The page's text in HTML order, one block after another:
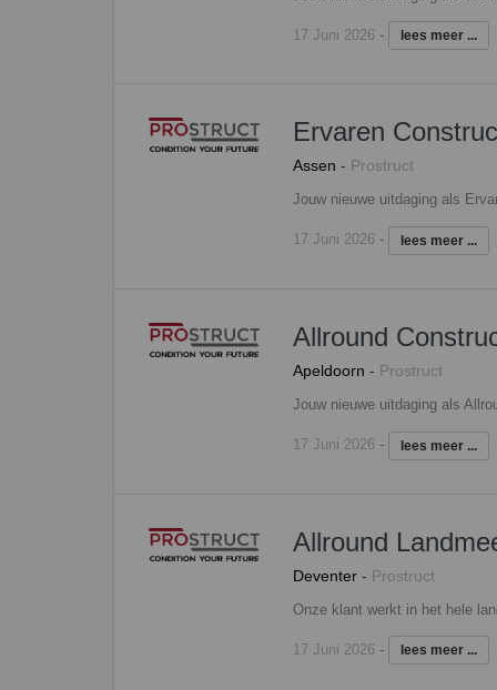
17 Juni 2026- lees meer ...
Ervaren
Assen - Prostruct
17 Juni 2026- lees meer ...
Allround
Apeldoorn - Prostruct
17 Juni 2026- lees meer ...
Allround
Deventer- Prostruct
17 Juni 2026- lees meer ...